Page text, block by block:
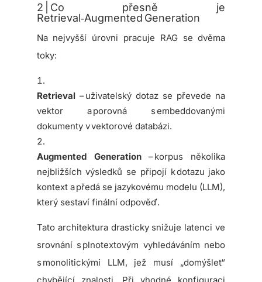
2 | Co přesně je
Retrieval‑Augmented Generation
Na nejvyšší úrovni pracuje RAG se dvěma
toky:
Retrieval– uživatelský dotaz se převede na
vektor a porovná s embeddovanými
dokumenty v vektorové databázi.
Augmented Generation– korpus několika
nejbližších výsledků se připojí k dotazu jako
kontext a předá se jazykovému modelu (LLM),
který sestaví finální odpověď.
Tato architektura drasticky snižuje latenci ve
srovnání s plnotextovým vyhledáváním nebo
s monolitickými LLM, jež musí „domýšlet“